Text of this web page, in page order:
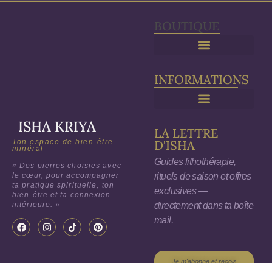
ISHA KRIYA
Ton espace de bien-être
minéral
« Des pierres choisies avec
le cœur, pour accompagner
ta pratique spirituelle, ton
bien-être et ta connexion
intérieure. »
BOUTIQUE
INFORMATIONS
LA LETTRE
D'ISHA
Guides lithothérapie,
rituels de saison et offres
exclusives —
directement dans ta boîte
mail.
Je m'abonne et reçois